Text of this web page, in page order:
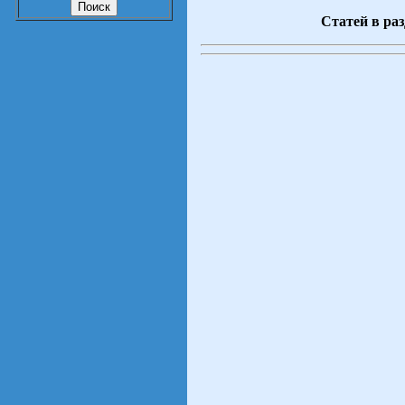
Статей в